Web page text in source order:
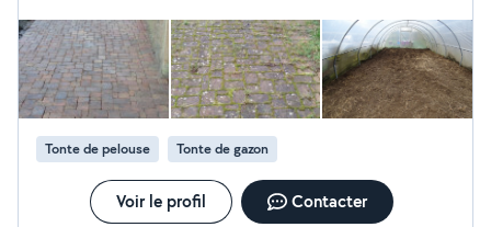
Tonte de pelouse Tonte de gazon
Voir le profil Contacter